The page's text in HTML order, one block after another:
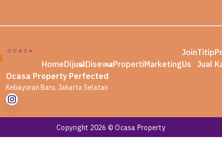
HomeDijualDisewaPropertiMarketing
Join
Us
Titip
Jual
Ocasa Property Perfected
Kebayoran Baru, Jakarta Selatan
Copyright 2026 © Ocasa Property